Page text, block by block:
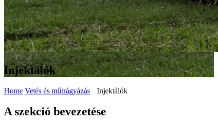
Injektálók
Home Vetés és műtrágyázás Injektálók
A szekció bevezetése